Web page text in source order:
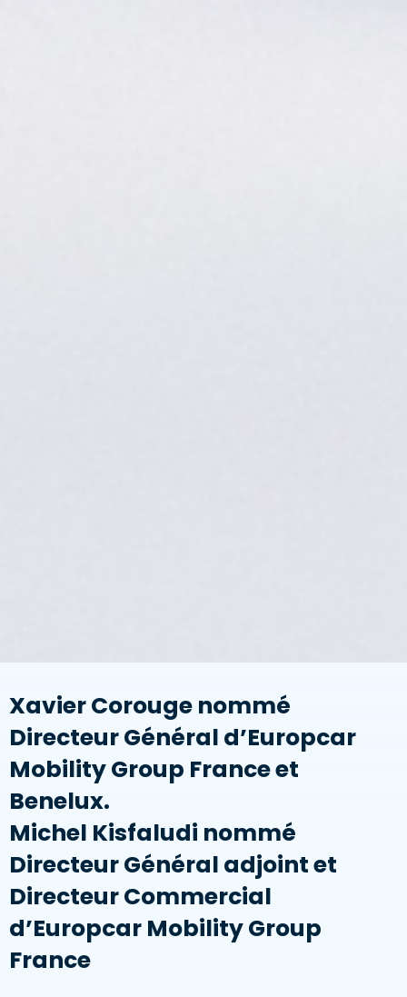
Xavier Corouge nommé
Directeur Général d’Europcar
Mobility Group France et
Benelux.
Michel Kisfaludi nommé
Directeur Général adjoint et
Directeur Commercial
d’Europcar Mobility Group
France